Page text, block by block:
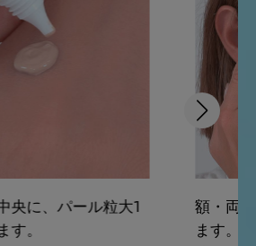
央に、パール粒大1
す。
額・両
ます。